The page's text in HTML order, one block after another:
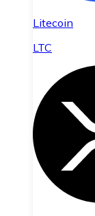
Litecoin
LTC